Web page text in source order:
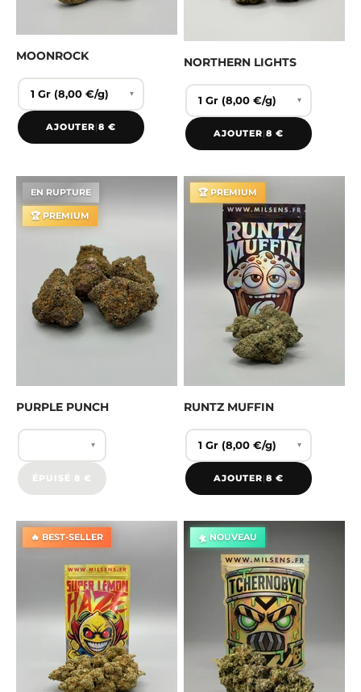
MOONROCK
▾
AJOUTER|8 €
NORTHERN LIGHTS
▾
AJOUTER|8 €
EN RUPTURE
🏆 PREMIUM
PURPLE PUNCH
▾
ÉPUISÉ 8 €
🏆 PREMIUM
RUNTZ MUFFIN
▾
AJOUTER|8 €
🔥 BEST-SELLER 🛸 NOUVEAU